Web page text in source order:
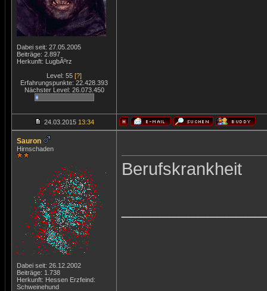
Dabei seit: 27.05.2005
Beiträge: 2.897
Herkunft: LugbÃºrz
Level: 55 [?]
Erfahrungspunkte: 22.428.393
Nächster Level: 26.073.450
24.03.2015 13:34
Sauron
Hirnschaden
Dabei seit: 26.12.2002
Beiträge: 1.738
Herkunft: Hessen Erzfeind:
Schweinehund
Berufskrankheit